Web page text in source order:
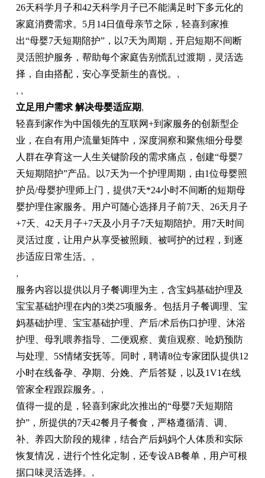
26天科学月子和42天科学月子已不能满足时下多元化的
家庭消费需求。5月14日值母亲节之际，轻喜到家推
出“母婴7天短期陪护”，以7天为周期，开启短期不间断
灵活照护服务，帮助每个家庭告别慌乱过渡期，灵活选
择，自由搭配，安心享受新生的喜悦。 ,
, ,
立足用户需求 解决母婴适应期,
轻喜到家作为中国领先的互联网+到家服务的创新型企
业，在自有用户流量矩阵中，深度洞察和聚焦细分母婴
人群在孕育这一人生关键阶段的需求痛点，创建“母婴7
天短期陪护”产品。以7天为一个护理周期，由1位母婴照
护员/母婴护理师上门，提供7天*24小时不间断的短期母
婴护理住家服务。用户可随心选择月子前7天、26天月子
+7天、42天月子+7天及小月子7天短期陪护。用7天时间
灵活过度，让用户从享受被照顾、被呵护的过程，到逐
步适应日常生活。 ,
,
服务内容以提供以月子餐调理为主，含宝妈基础护理及
宝宝基础护理在内的3类25项服务。包括月子餐调理、宝
妈基础护理、宝宝基础护理、产后/术后伤口护理、沐浴
护理、母乳喂养指导、二便观察、黄疸观察、呛奶预防
与处理、5S情绪安抚等。同时，聘请8位专家团队提供12
小时在线备孕、孕期、分娩、产后答疑，以及1V1在线
管家全程跟踪服务。 ,
值得一提的是，轻喜到家此次推出的“母婴7天短期陪
护”，所提供的7天42餐月子餐食，严格遵循清、调、
补、养四大阶段的规律，结合产后妈妈个人体质和实际
恢复情况，进行个性化定制，还专设AB餐单，用户可根
据口味灵活选择。 ,